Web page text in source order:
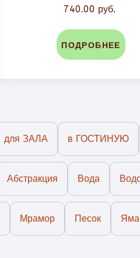
740.00 руб.
ПОДРОБНЕЕ
для ЗАЛА в ГОСТИНУЮ
Абстракция Вода
Мрамор Песок Яма